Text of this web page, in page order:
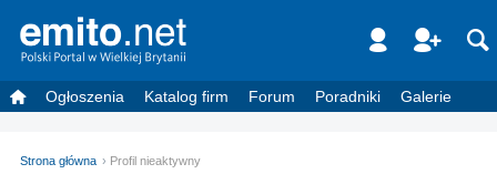
Ogłoszenia Katalog firm Forum Poradniki Galerie
Strona główna Profil nieaktywny